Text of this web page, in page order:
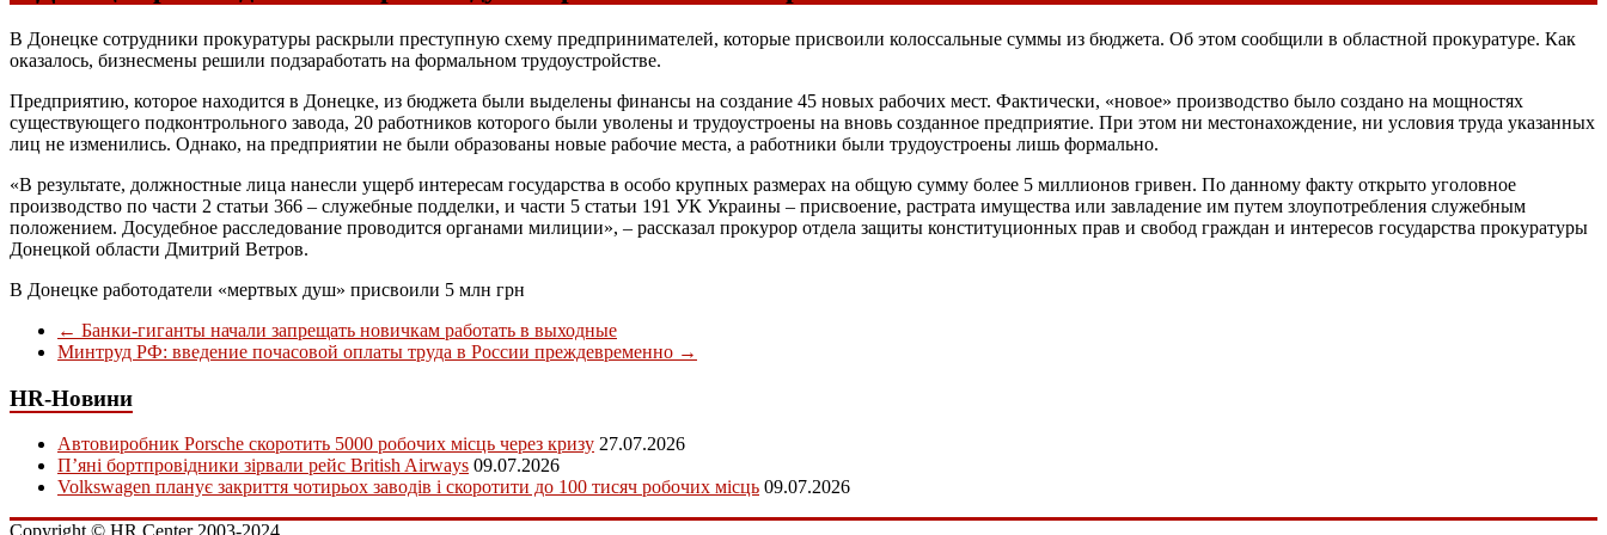
В Донецке сотрудники прокуратуры раскрыли преступную схему предпринимателей, которые присвоили колоссальные суммы из бюджета. Об этом cообщили в областной прокуратуре. Как
оказалось, бизнесмены решили подзаработать на формальном трудоустройстве.
Предприятию, которое находится в Донецке, из бюджета были выделены финансы на создание 45 новых рабочих мест. Фактически, «новое» производство было создано на мощностях
существующего подконтрольного завода, 20 работников которого были уволены и трудоустроены на вновь созданное предприятие. При этом ни местонахождение, ни условия труда указанных
лиц не изменились. Однако, на предприятии не были образованы новые рабочие места, а работники были трудоустроены лишь формально.
«В результате, должностные лица нанесли ущерб интересам государства в особо крупных размерах на общую сумму более 5 миллионов гривен. По данному факту открыто уголовное
производство по части 2 статьи 366 – служебные подделки, и части 5 статьи 191 УК Украины – присвоение, растрата имущества или завладение им путем злоупотребления служебным
положением. Досудебное расследование проводится органами милиции», – рассказал прокурор отдела защиты конституционных прав и свобод граждан и интересов государства прокуратуры
Донецкой области Дмитрий Ветров.
В Донецке работодатели «мертвых душ» присвоили 5 млн грн
← Банки-гиганты начали запрещать новичкам работать в выходные
Минтруд РФ: введение почасовой оплаты труда в России преждевременно →
HR-Новини
Автовиробник Porsche скоротить 5000 робочих місць через кризу 27.07.2026
П’яні бортпровідники зірвали рейс British Airways 09.07.2026
Volkswagen планує закриття чотирьох заводів і скоротити до 100 тисяч робочих місць 09.07.2026